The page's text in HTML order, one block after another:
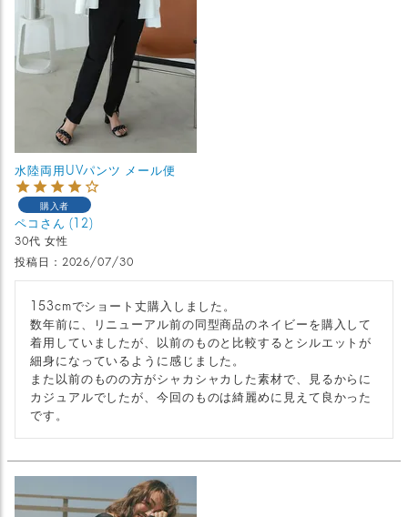
水陸両用UVパンツ メール便
購入者
ペコ 12
30代 女性
投稿日
2026/07/30
153cmでショート丈購入しました。
数年前に、リニューアル前の同型商品のネイビーを購入して
着用していましたが、以前のものと比較するとシルエットが
細身になっているように感じました。
また以前のものの方がシャカシャカした素材で、見るからに
カジュアルでしたが、今回のものは綺麗めに見えて良かった
です。